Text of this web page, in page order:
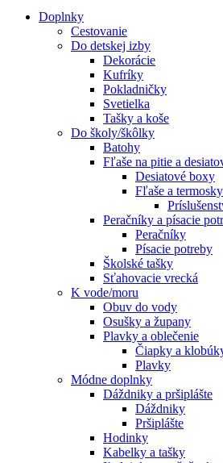
Doplnky
Cestovanie
Do detskej izby
Dekorácie
Kufríky
Pokladničky
Svetielka
Tašky a koše
Do školy/škôlky
Batohy
Fľaše na pitie a
Desiatové boxy
Fľaše a termosky
Peračníky a písacie
Peračníky
Písacie potreby
Školské tašky
Sťahovacie vrecká
K vode/moru
Obuv do vody
Osušky a župany
Plavky a oblečenie
Čiapky a
Plavky
Módne doplnky
Dáždniky a pršiplášte
Dáždniky
Pršiplášte
Hodinky
Kabelky a tašky